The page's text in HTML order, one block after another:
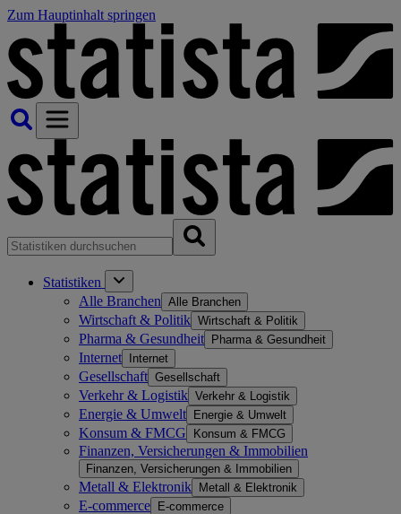
Zum Hauptinhalt springen
Statistiken
Alle Branchen Alle Branchen
Wirtschaft & Politik Wirtschaft & Politik
Pharma & Gesundheit Pharma & Gesundheit
Internet Internet
Gesellschaft Gesellschaft
Verkehr & Logistik Verkehr & Logistik
Energie & Umwelt Energie & Umwelt
Konsum & FMCG Konsum & FMCG
Finanzen, Versicherungen & Immobilien
Finanzen, Versicherungen & Immobilien
Metall & Elektronik Metall & Elektronik
E-commerce E-commerce